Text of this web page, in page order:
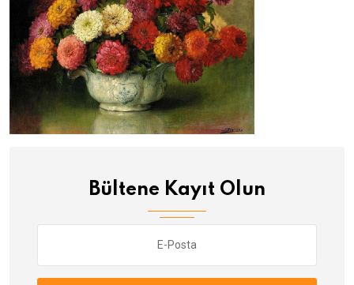
Bültene Kayıt Olun